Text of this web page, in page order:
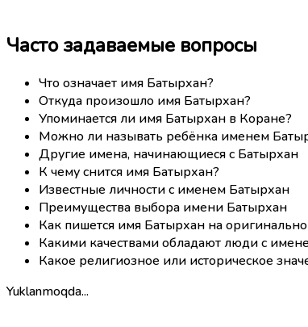
Часто задаваемые вопросы
Что означает имя Батырхан?
Откуда произошло имя Батырхан?
Упоминается ли имя Батырхан в Коране?
Можно ли называть ребёнка именем
Другие имена, начинающиеся с Батырхан
К чему снится имя Батырхан?
Известные личности с именем Батырхан
Преимущества выбора имени Батырхан
Как пишется имя Батырхан на
Какими качествами обладают люди с
Какое религиозное или историческое
Yuklanmoqda...